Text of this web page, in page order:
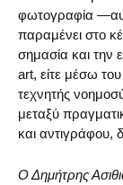
φωτογραφία
παραμένει στο
σημασία και την
art, είτε μέσω
τεχνητής
μεταξύ
και αντιγράφου,
Ο Δημήτρης